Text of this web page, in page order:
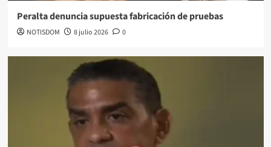
Peralta denuncia supuesta fabricación de pruebas
NOTISDOM 8 julio 2026 0